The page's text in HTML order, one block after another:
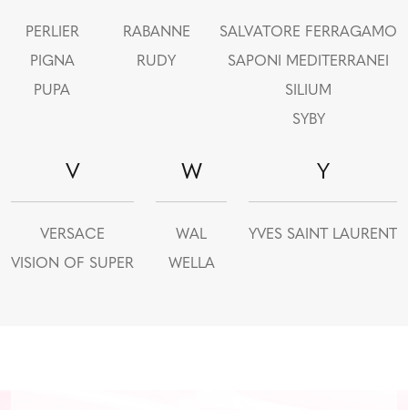
PERLIER
PIGNA
PUPA
RABANNE
RUDY
SALVATORE FERRAGAMO
SAPONI MEDITERRANEI
SILIUM
SYBY
V
VERSACE
VISION OF SUPER
W
WAL
WELLA
Y
YVES SAINT LAURENT